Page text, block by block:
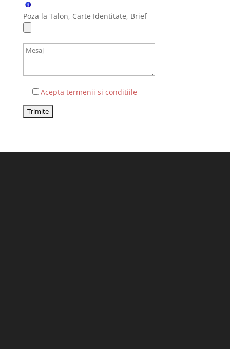
Poza la Talon, Carte Identitate, Brief
Acepta termenii si conditiile